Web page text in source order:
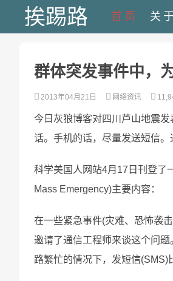
挨踢路 首页 关于
群体突发事件中，
2013年04月21日 网络资讯
今日灰狼博客对四川芦山地震发
话。手机的话，尽量发送短信。
科学美国人网站4月17日刊登了
Mass Emergency)主要内容：
在一些紧急事件(灾难、恐怖袭
邀请了通信工程师来谈这个问
路繁忙的情况下，发短信(SMS)